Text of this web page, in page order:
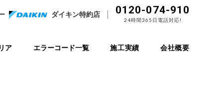
ダイキン特約店 0120-074-910
24時間365日電話対応!
ア エラーコード一覧 施工実績 会社概要